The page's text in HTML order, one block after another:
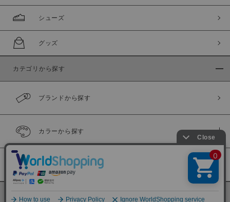
シューズ
グッズ
カテゴリから探す
ブランドから探す
カラーから探す
履き比べ可能商品
©BINGOYA Co,.Ltd.